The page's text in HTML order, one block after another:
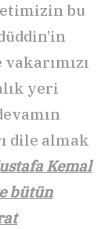
bu
yeri
dile almak
Kemal
bütün